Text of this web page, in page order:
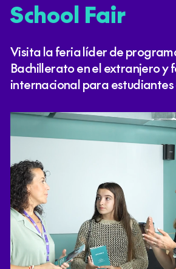
School Fair
Visita la feria líder de
Bachillerato en el extranjero y
internacional para estudiantes